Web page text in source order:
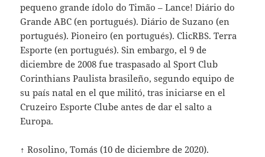
pequeno grande ídolo do Timão – Lance! Diário do
Grande ABC (en portugués). Diário de Suzano (en
portugués). Pioneiro (en portugués). ClicRBS. Terra
Esporte (en portugués). Sin embargo, el 9 de
diciembre de 2008 fue traspasado al Sport Club
Corinthians Paulista brasileño, segundo equipo de
su país natal en el que militó, tras iniciarse en el
Cruzeiro Esporte Clube antes de dar el salto a
Europa.
↑ Rosolino, Tomás (10 de diciembre de 2020).